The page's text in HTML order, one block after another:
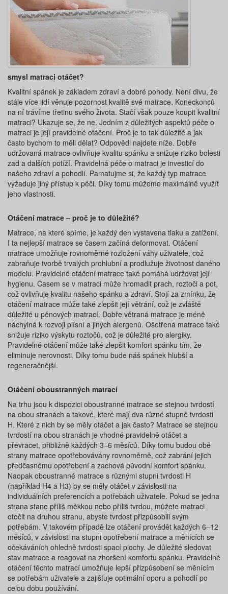
smysl matraci otáčet?
Kvalitní spánek je základem zdraví a dobré pohody. Není divu, že
stále více lidí věnuje pozornost kvalitě své matrace. Koneckonců
na ní trávíme třetinu svého života. Stačí však pouze koupit kvalitní
matraci? Ukazuje se, že ne. Jedním z důležitých aspektů péče o
matraci je její pravidelné otáčení. Proč je to tak důležité a jak
často bychom to měli dělat? Odpovědi najdete níže. Dobře
udržovaná matrace ovlivňuje kvalitu spánku a snižuje riziko bolesti
zad a dalších potíží. Pravidelná péče o matraci je investicí do
našeho zdraví a pohodlí. Pamatujme si, že každý typ matrace
vyžaduje jiný přístup k péči. Díky tomu můžeme maximálně využít
jeho vlastnosti.
Otáčení matrace – proč je to důležité?
Matrace, na které spíme, je každý den vystavena tlaku a zatížení.
I ta nejlepší matrace se časem začíná deformovat. Otáčení
matrace umožňuje rovnoměrné rozložení váhy uživatele, což
zabraňuje tvorbě trvalých prohlubní a prodlužuje životnost daného
modelu. Pravidelné otáčení matrace také pomáhá udržovat její
hygienu. Časem se v matraci může hromadit prach, roztoči a pot,
což ovlivňuje kvalitu našeho spánku a zdraví. Stojí za zmínku, že
otáčení matrace může také zlepšit její větrání, což je zvláště
důležité u pěnových matrací. Dobře větraná matrace je méně
náchylná k rozvoji plísní a jiných alergenů. Ošetřená matrace také
snižuje riziko výskytu roztočů, což je důležité pro alergiky.
Pravidelné otáčení může také zlepšit komfort spánku tím, že
eliminuje nerovnosti. Díky tomu bude náš spánek hlubší a
regeneračnější.
Otáčení oboustranných matrací
Na trhu jsou k dispozici oboustranné matrace se stejnou tvrdostí
na obou stranách a takové, které mají dva různé stupně tvrdosti
H. Které z nich by se měly otáčet a jak často? Matrace se stejnou
tvrdostí na obou stranách je vhodné pravidelně otáčet a
převracet, přibližně každých 3–6 měsíců. Díky tomu budou obě
strany matrace opotřebovávány rovnoměrně, což zabrání jejich
předčasnému opotřebení a zachová původní komfort spánku.
Naopak oboustranné matrace s různými stupni tvrdosti H
(například H4 a H3) by se měly otáčet v závislosti na
individuálních preferencích a potřebách uživatele. Pokud se jedna
strana stane příliš měkkou nebo příliš tvrdou, můžete matraci
otočit na druhou stranu, abyste tvrdost přizpůsobili svým
potřebám. V takovém případě lze otáčení provádět každých 6–12
měsíců, v závislosti na stupni opotřebení matrace a měnících se
očekáváních ohledně tvrdosti spací plochy. Je důležité sledovat
stav matrace a reagovat na zhoršení komfortu spánku. Pravidelné
otáčení těchto matrací umožňuje lepší přizpůsobení se měnícím
se potřebám uživatele a zajišťuje optimální oporu a pohodlí po
celou dobu používání.